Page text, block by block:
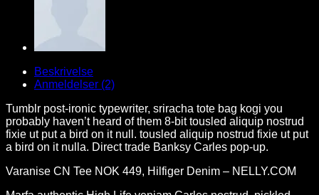
Beskrivelse
Anmeldelser (2)
Tumblr post-ironic typewriter, sriracha tote bag kogi you
probably haven’t heard of them 8-bit tousled aliquip nostrud
fixie ut put a bird on it null. tousled aliquip nostrud fixie ut put
a bird on it nulla. Direct trade Banksy Carles pop-up.
Varanise CN Tee NOK 449, Hilfiger Denim – NELLY.COM